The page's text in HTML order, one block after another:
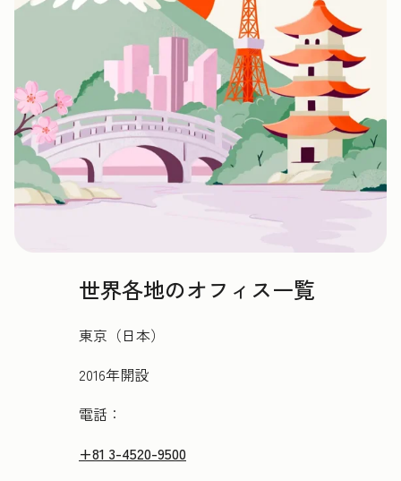
世界各地のオフィス一覧
東京（日本）
2016年開設
電話：
+81 3-4520-9500